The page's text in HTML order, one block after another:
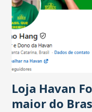
bares e restaurantes
registraram equilíbrio
estabelecimentos no
do observado no mês
novembro. Em relação
cresceu. De acordo com
Loja Havan
maior do